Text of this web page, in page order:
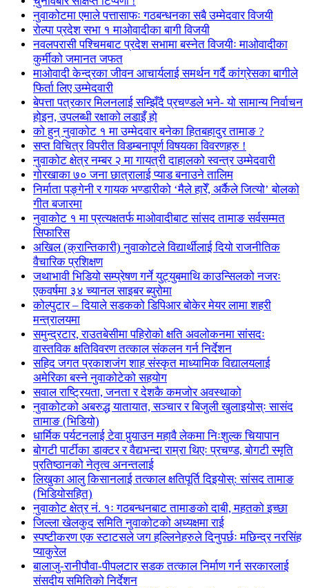
नुवाकोटमा एमाले पत्तासाफः गठबन्धनका सबै उम्मेदवार विजयी
रोल्पा प्रदेश सभा १ माओवादीका बागी विजयी
नवलपरासी पश्चिमबाट प्रदेश सभामा बस्नेत विजयीः माओवादीका
कुर्मीको जमानत जफत
माओवादी केन्द्रका जीवन आचार्यलाई समर्थन गर्दै कांग्रेसका बागीले
फिर्ता लिए उम्मेदवारी
बेपत्ता पत्रकार मिलनलाई सम्झिँदै प्रचण्डले भने- यो सामान्य निर्वाचन
होइन, उपलब्धी रक्षाको लडाइँ हो
को हुन् नुवाकोट १ मा उम्मेदवार बनेका हितबहादुर तामाङ ?
सप्त विचित्र विपरीत विडम्बनापूर्ण विषयका विवरणहरु !
नुवाकोट क्षेत्र नम्बर २ मा गायत्री दाहालको स्वन्त्र उम्मेदवारी
गोरखाका ७० जना छात्रालाई प्याड बनाउने तालिम
निर्माता पङ्गेनी र गायक भण्डारीको ‘मैले हारेँ, अर्कैले जित्यो’ बोलको
गीत बजारमा
नुवाकोट १ मा प्रत्यक्षतर्फ माओवादीबाट सांसद तामाङ सर्वसम्मत
सिफारिस
अखिल (क्रान्तिकारी) नुवाकोटले विद्यार्थीलाई दियो राजनीतिक
वैचारिक प्रशिक्षण
जथाभावी भिडियो सम्प्रेषण गर्ने युट्युबमाथि काउन्सिलको नजरः
एकवर्षमा ३४ च्यानल साइबर ब्युरोमा
कोल्पुटार – दियाले सडकको डिपिआर बोकेर मेयर लामा शहरी
मन्त्रालयमा
समुन्द्रटार, राउतबेसीमा पहिरोको क्षति अवलोकनमा सांसदः
वास्तविक क्षतिविवरण तत्काल संकलन गर्न निर्देशन
सहिद जगत प्रकाशजंग शाह संस्कृत माध्यामिक विद्यालयलाई
अमेरिका बस्ने नुवाकोटेको सहयोग
सवाल राष्ट्रियता, जनता र देशकै कमजोर अवस्थाको
नुवाकोटको अबरुद्ध यातायात, सञ्चार र बिजुली खुलाइयोस्ः सासंद
तामाङ (भिडियो)
धार्मिक पर्यटनलाई टेवा पुर्‍याउन महावै लेकमा निःशुल्क चियापान
बोगटी पार्टीका डाक्टर र वैद्यभन्दा राम्रा थिएः प्रचण्ड, बोगटी स्मृति
प्रतिष्ठानको नेतृत्व अनन्तलाई
लिखुका आलु किसानलाई तत्काल क्षतिपूर्ति दिइयोस्: सांसद तामाङ
(भिडियोसहित)
नुवाकोट क्षेत्र नं. १ः गठबन्धनबाट तामाङको दाबी, महतको इच्छा
जिल्ला खेलकुद समिति नुवाकोटको अध्यक्षमा राई
स्पष्टीकरण एक स्टाटसले जग हल्लिनेहरुले दिनुपर्छः मछिन्द्र नरसिंह
प्याकुरेल
बालाजु-रानीपौवा-पीपलटार सडक तत्काल निर्माण गर्न सरकारलाई
संसदीय समितिको निर्देशन